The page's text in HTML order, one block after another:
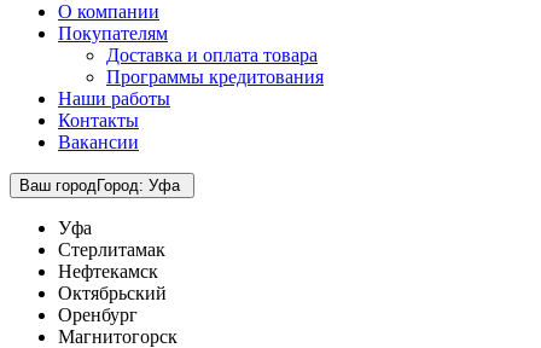
О компании
Покупателям
Доставка и оплата товара
Программы кредитования
Наши работы
Контакты
Вакансии
Ваш городГород: Уфа
Уфа
Стерлитамак
Нефтекамск
Октябрьский
Оренбург
Магнитогорск